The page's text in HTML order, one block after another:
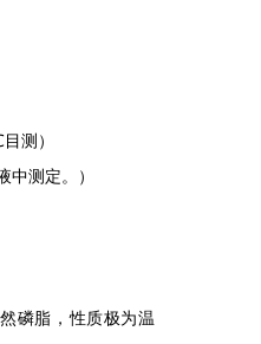
测）
中测定。
）
磷脂，性质极为温